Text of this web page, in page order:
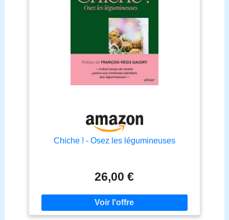
Chiche ! - Osez les légumineuses
26,00 €